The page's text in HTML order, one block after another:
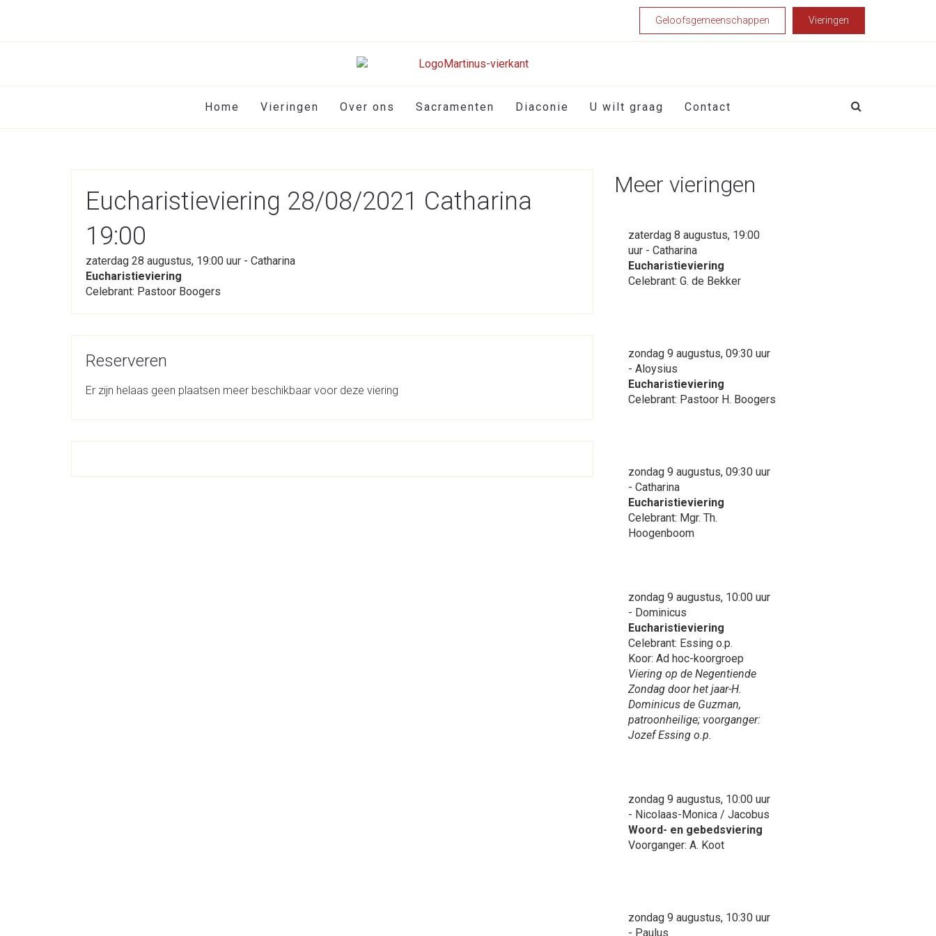
Geloofsgemeenschappen Vieringen
Home Vieringen Over ons Sacramenten Diaconie U wilt graag Contact
Eucharistieviering 28/08/2021 Catharina
19:00
zaterdag 28 augustus, 19:00 uur - Catharina
Eucharistieviering
Celebrant: Pastoor Boogers
Reserveren
Er zijn helaas geen plaatsen meer beschikbaar voor deze viering
Meer vieringen
zaterdag 8 augustus, 19:00
uur - Catharina
Eucharistieviering
Celebrant: G. de Bekker
zondag 9 augustus, 09:30 uur
- Aloysius
Eucharistieviering
Celebrant: Pastoor H. Boogers
zondag 9 augustus, 09:30 uur
- Catharina
Eucharistieviering
Celebrant: Mgr. Th.
Hoogenboom
zondag 9 augustus, 10:00 uur
- Dominicus
Eucharistieviering
Celebrant: Essing o.p.
Koor: Ad hoc-koorgroep
Viering op de Negentiende
Zondag door het jaar-H.
Dominicus de Guzman,
patroonheilige; voorganger:
Jozef Essing o.p.
zondag 9 augustus, 10:00 uur
- Nicolaas-Monica / Jacobus
Woord- en gebedsviering
Voorganger: A. Koot
zondag 9 augustus, 10:30 uur
- Paulus